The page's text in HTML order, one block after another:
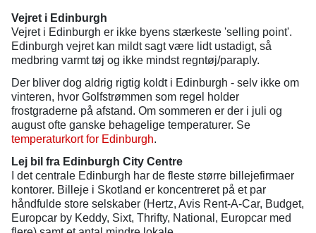
Vejret i Edinburgh
Vejret i Edinburgh er ikke byens stærkeste 'selling point'.
Edinburgh vejret kan mildt sagt være lidt ustadigt, så
medbring varmt tøj og ikke mindst regntøj/paraply.
Der bliver dog aldrig rigtig koldt i Edinburgh - selv ikke om
vinteren, hvor Golfstrømmen som regel holder
frostgraderne på afstand. Om sommeren er der i juli og
august ofte ganske behagelige temperaturer. Se
temperaturkort for Edinburgh.
Lej bil fra Edinburgh City Centre
I det centrale Edinburgh har de fleste større billejefirmaer
kontorer. Billeje i Skotland er koncentreret på et par
håndfulde store selskaber (Hertz, Avis Rent-A-Car, Budget,
Europcar by Keddy, Sixt, Thrifty, National, Europcar med